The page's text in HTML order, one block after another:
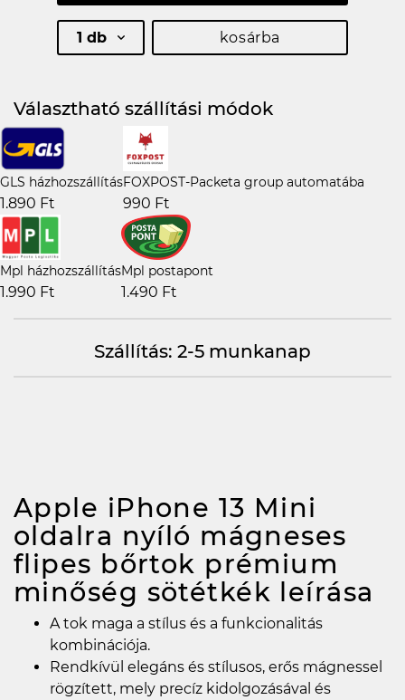
1 db kosárba
Választható szállítási módok
GLS házhozszállítás
1.890 Ft
FOXPOST-Packeta group automatába
990 Ft
Mpl házhozszállítás
1.990 Ft
Mpl postapont
1.490 Ft
Szállítás: 2-5 munkanap
Apple iPhone 13 Mini
oldalra nyíló mágneses
flipes bőrtok prémium
minőség sötétkék leírása
A tok maga a stílus és a funkcionalitás
kombinációja.
Rendkívül elegáns és stílusos, erős mágnessel
rögzített, mely precíz kidolgozásával és